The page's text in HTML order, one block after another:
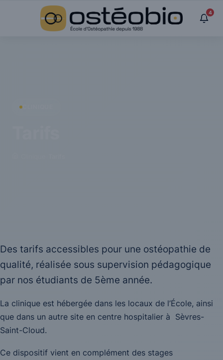
4
Des tarifs accessibles pour une ostéopathie de
qualité, réalisée sous supervision pédagogique
par nos étudiants de 5ème année.
La clinique est hébergée dans les locaux de l’École, ainsi
que dans un autre site en centre hospitalier à Sèvres-
Saint-Cloud.
Ce dispositif vient en complément des stages
Panneau de gestion des cookies